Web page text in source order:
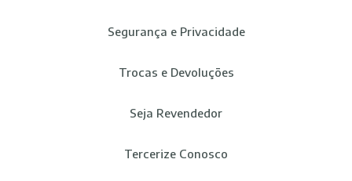
Segurança e Privacidade
Trocas e Devoluções
Seja Revendedor
Tercerize Conosco